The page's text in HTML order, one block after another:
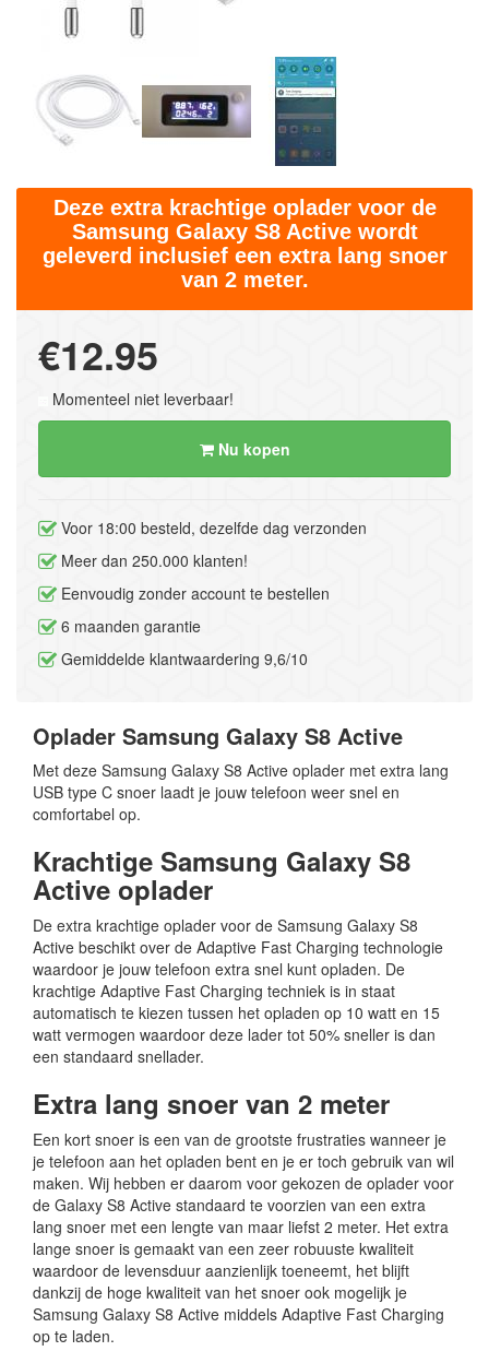
Deze extra krachtige oplader voor de
Samsung Galaxy S8 Active wordt
geleverd inclusief een extra lang snoer
van 2 meter.
€12.95
Momenteel niet leverbaar!
Nu kopen
Voor 18:00 besteld, dezelfde dag verzonden
Meer dan 250.000 klanten!
Eenvoudig zonder account te bestellen
6 maanden garantie
Gemiddelde klantwaardering 9,6/10
Oplader Samsung Galaxy S8 Active
Met deze Samsung Galaxy S8 Active oplader met extra lang
USB type C snoer laadt je jouw telefoon weer snel en
comfortabel op.
Krachtige Samsung Galaxy S8
Active oplader
De extra krachtige oplader voor de Samsung Galaxy S8
Active beschikt over de Adaptive Fast Charging technologie
waardoor je jouw telefoon extra snel kunt opladen. De
krachtige Adaptive Fast Charging techniek is in staat
automatisch te kiezen tussen het opladen op 10 watt en 15
watt vermogen waardoor deze lader tot 50% sneller is dan
een standaard snellader.
Extra lang snoer van 2 meter
Een kort snoer is een van de grootste frustraties wanneer je
je telefoon aan het opladen bent en je er toch gebruik van wil
maken. Wij hebben er daarom voor gekozen de oplader voor
de Galaxy S8 Active standaard te voorzien van een extra
lang snoer met een lengte van maar liefst 2 meter. Het extra
lange snoer is gemaakt van een zeer robuuste kwaliteit
waardoor de levensduur aanzienlijk toeneemt, het blijft
dankzij de hoge kwaliteit van het snoer ook mogelijk je
Samsung Galaxy S8 Active middels Adaptive Fast Charging
op te laden.